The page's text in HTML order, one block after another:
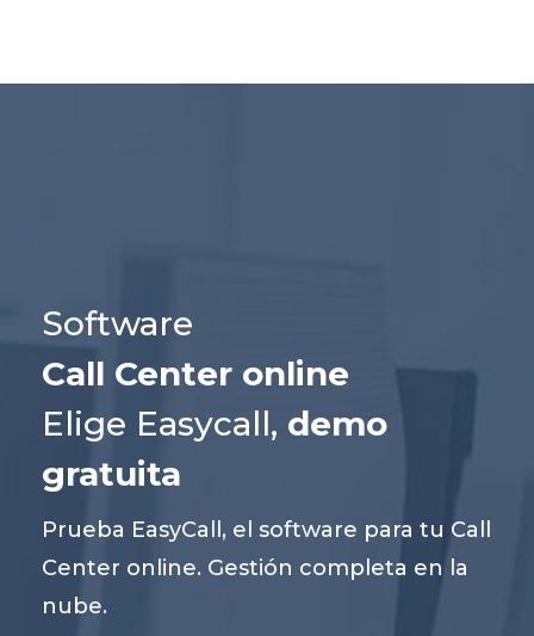
Software
Call Center online
Elige Easycall, demo
gratuita
Prueba EasyCall, el software para tu Call
Center online. Gestión completa en la
nube.